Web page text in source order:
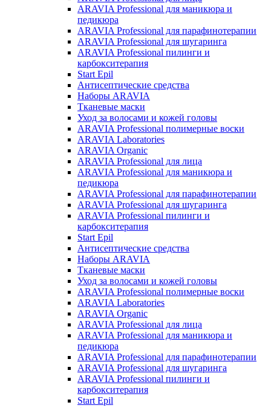
ARAVIA Professional для маникюра и
педикюра
ARAVIA Professional для парафинотерапии
ARAVIA Professional для шугаринга
ARAVIA Professional пилинги и
карбокситерапия
Start Epil
Антисептические средства
Наборы ARAVIA
Тканевые маски
Уход за волосами и кожей головы
ARAVIA Professional полимерные воски
ARAVIA Laboratories
ARAVIA Organic
ARAVIA Professional для лица
ARAVIA Professional для маникюра и
педикюра
ARAVIA Professional для парафинотерапии
ARAVIA Professional для шугаринга
ARAVIA Professional пилинги и
карбокситерапия
Start Epil
Антисептические средства
Наборы ARAVIA
Тканевые маски
Уход за волосами и кожей головы
ARAVIA Professional полимерные воски
ARAVIA Laboratories
ARAVIA Organic
ARAVIA Professional для лица
ARAVIA Professional для маникюра и
педикюра
ARAVIA Professional для парафинотерапии
ARAVIA Professional для шугаринга
ARAVIA Professional пилинги и
карбокситерапия
Start Epil